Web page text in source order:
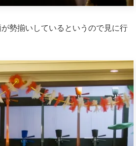
勢揃いしているというので見に行